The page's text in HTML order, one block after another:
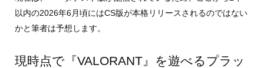
以内の2026年6月頃にはCS版が本格リリースされるのではない
かと筆者は予想します。
現時点で『VALORANT』を遊べるプラッ